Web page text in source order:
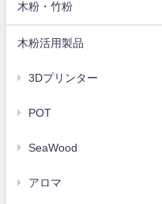
木粉・竹粉
木粉活用製品
3Dプリンター
POT
SeaWood
アロマ